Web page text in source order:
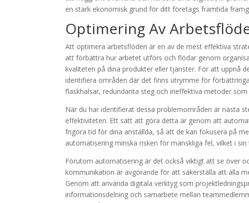
en stark ekonomisk grund för ditt företags framtida
Optimering Av
Att optimera arbetsflöden är en av de mest effektiva
att förbättra hur arbetet utförs och flödar genom
kvaliteten på dina produkter eller tjänster. För att uppnå
identifiera områden där det finns utrymme för
flaskhalsar, redundanta steg och ineffektiva metoder
När du har identifierat dessa problemområden är nästa
effektiviteten. Ett sätt att göra detta är genom att
frigöra tid för dina anställda, så att de kan fokusera på
automatisering minska risken för mänskliga fel, vilket i
Förutom automatisering är det också viktigt att se över
kommunikation är avgörande för att säkerställa att alla
Genom att använda digitala verktyg som
informationsdelning och samarbete mellan